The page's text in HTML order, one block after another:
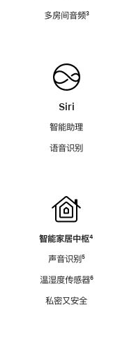
多房间音频脚
³
Siri
智能助理
语音识别
智能家居中枢脚
⁴
声音识别脚
⁵
温湿度传感器脚
⁶
私密又安全